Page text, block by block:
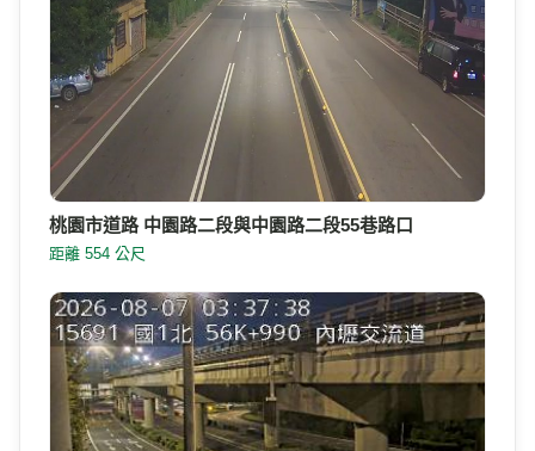
桃園市道路 中園路二段與中園路二段55巷路口
距離 554 公尺